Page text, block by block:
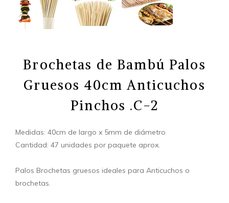
Brochetas de Bambú Palos
Gruesos 40cm Anticuchos
Pinchos .C-2
Medidas: 40cm de largo x 5mm de diámetro
Cantidad: 47 unidades por paquete aprox.
Palos Brochetas gruesos ideales para Anticuchos o
brochetas.